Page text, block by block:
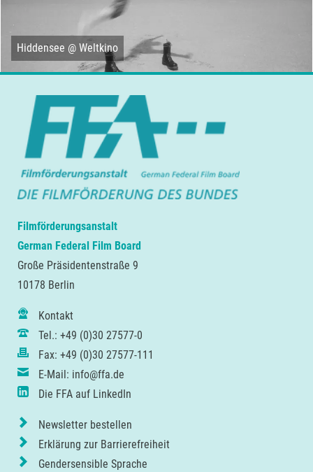
Hiddensee @ Weltkino
Filmförderungsanstalt
German Federal Film Board
Große Präsidentenstraße 9
10178 Berlin
Kontakt
Tel.: +49 (0)30 27577-0
Fax: +49 (0)30 27577-111
E-Mail: info@ffa.de
Die FFA auf LinkedIn
Newsletter bestellen
Erklärung zur Barrierefreiheit
Gendersensible Sprache